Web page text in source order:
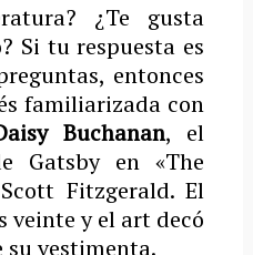
¿Te gusta
Si tu respuesta es
entonces
familiarizada con
Buchanan, el
Gatsby en «The
Fitzgerald. El
veinte y el art decó
su vestimenta.